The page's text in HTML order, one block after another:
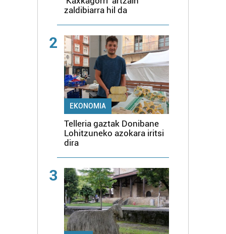
zaldibiarra hil da
2
EKONOMIA
Telleria gaztak Donibane
Lohitzuneko azokara iritsi
dira
3